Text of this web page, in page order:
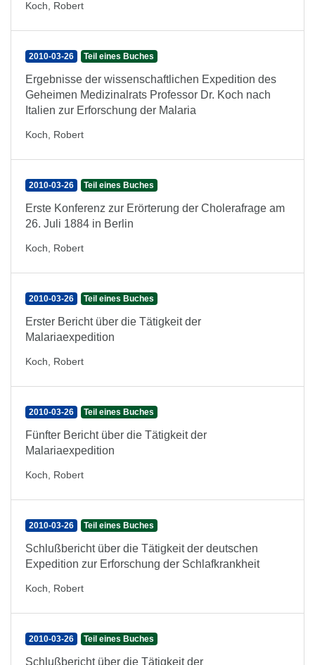
Koch, Robert
2010-03-26 Teil eines Buches
Ergebnisse der wissenschaftlichen Expedition des
Geheimen Medizinalrats Professor Dr. Koch nach
Italien zur Erforschung der Malaria
Koch, Robert
2010-03-26 Teil eines Buches
Erste Konferenz zur Erörterung der Cholerafrage am
26. Juli 1884 in Berlin
Koch, Robert
2010-03-26 Teil eines Buches
Erster Bericht über die Tätigkeit der
Malariaexpedition
Koch, Robert
2010-03-26 Teil eines Buches
Fünfter Bericht über die Tätigkeit der
Malariaexpedition
Koch, Robert
2010-03-26 Teil eines Buches
Schlußbericht über die Tätigkeit der deutschen
Expedition zur Erforschung der Schlafkrankheit
Koch, Robert
2010-03-26 Teil eines Buches
Schlußbericht über die Tätigkeit der